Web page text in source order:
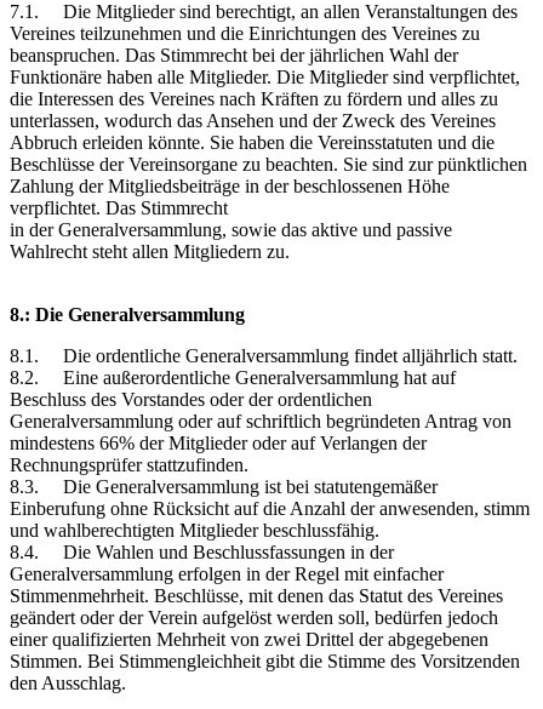
7.1. Die Mitglieder sind berechtigt, an allen Veranstaltungen des
Vereines teilzunehmen und die Einrichtungen des Vereines zu
beanspruchen. Das Stimmrecht bei der jährlichen Wahl der
Funktionäre haben alle Mitglieder. Die Mitglieder sind verpflichtet,
die Interessen des Vereines nach Kräften zu fördern und alles zu
unterlassen, wodurch das Ansehen und der Zweck des Vereines
Abbruch erleiden könnte. Sie haben die Vereinsstatuten und die
Beschlüsse der Vereinsorgane zu beachten. Sie sind zur pünktlichen
Zahlung der Mitgliedsbeiträge in der beschlossenen Höhe
verpflichtet. Das Stimmrecht
in der Generalversammlung, sowie das aktive und passive
Wahlrecht steht allen Mitgliedern zu.
8.: Die Generalversammlung
8.1. Die ordentliche Generalversammlung findet alljährlich statt.
8.2. Eine außerordentliche Generalversammlung hat auf
Beschluss des Vorstandes oder der ordentlichen
Generalversammlung oder auf schriftlich begründeten Antrag von
mindestens 66% der Mitglieder oder auf Verlangen der
Rechnungsprüfer stattzufinden.
8.3. Die Generalversammlung ist bei statutengemäßer
Einberufung ohne Rücksicht auf die Anzahl der anwesenden, stimm
und wahlberechtigten Mitglieder beschlussfähig.
8.4. Die Wahlen und Beschlussfassungen in der
Generalversammlung erfolgen in der Regel mit einfacher
Stimmenmehrheit. Beschlüsse, mit denen das Statut des Vereines
geändert oder der Verein aufgelöst werden soll, bedürfen jedoch
einer qualifizierten Mehrheit von zwei Drittel der abgegebenen
Stimmen. Bei Stimmengleichheit gibt die Stimme des Vorsitzenden
den Ausschlag.